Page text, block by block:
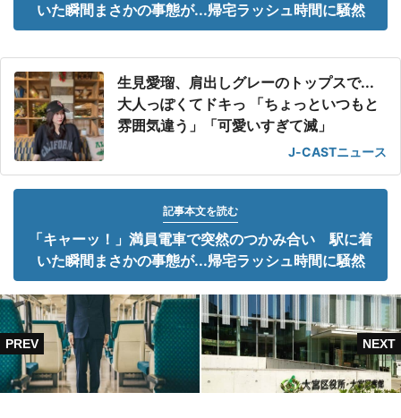
いた瞬間まさかの事態が...帰宅ラッシュ時間に騒然
生見愛瑠、肩出しグレーのトップスで...
大人っぽくてドキっ 「ちょっといつもと
雰囲気違う」「可愛いすぎて滅」
J-CASTニュース
記事本文を読む
「キャーッ！」満員電車で突然のつかみ合い 駅に着
いた瞬間まさかの事態が...帰宅ラッシュ時間に騒然